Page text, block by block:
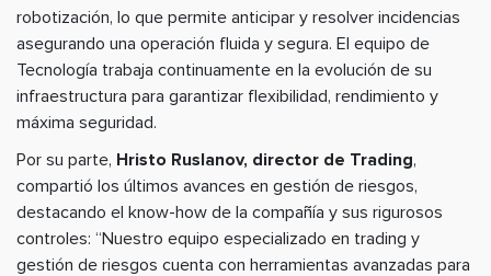
robotización, lo que permite anticipar y resolver incidencias
asegurando una operación fluida y segura. El equipo de
Tecnología trabaja continuamente en la evolución de su
infraestructura para garantizar flexibilidad, rendimiento y
máxima seguridad.
Por su parte, Hristo Ruslanov, director de Trading,
compartió los últimos avances en gestión de riesgos,
destacando el know-how de la compañía y sus rigurosos
controles: “Nuestro equipo especializado en trading y
gestión de riesgos cuenta con herramientas avanzadas para